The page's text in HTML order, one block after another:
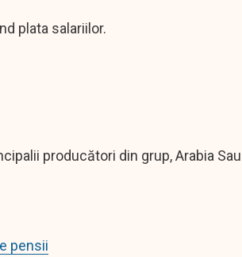
plata salariilor.
producători din grup, Arabia
pensii